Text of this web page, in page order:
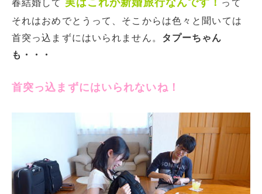
春結婚して
って
それはおめでとうって、そこからは色々と聞いては
首突っ込まずにはいられません。 タプーちゃん
も・・・
首突っ込まずにはいられないね！